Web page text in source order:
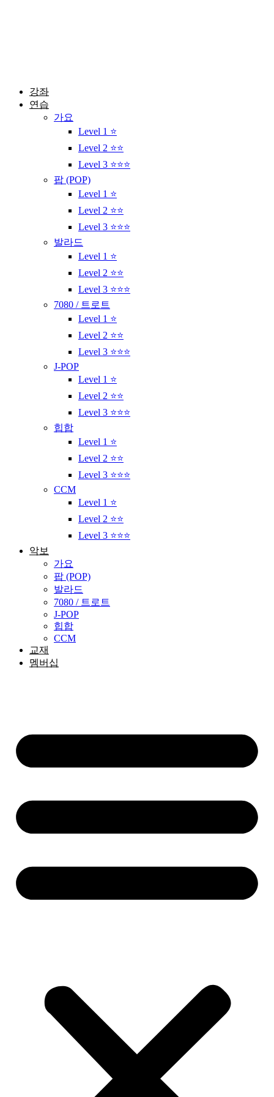
강좌
연습
가요
Level 1 ⭐
Level 2 ⭐⭐
Level 3 ⭐⭐⭐
팝 (POP)
Level 1 ⭐
Level 2 ⭐⭐
Level 3 ⭐⭐⭐
발라드
Level 1 ⭐
Level 2 ⭐⭐
Level 3 ⭐⭐⭐
7080 / 트로트
Level 1 ⭐
Level 2 ⭐⭐
Level 3 ⭐⭐⭐
J-POP
Level 1 ⭐
Level 2 ⭐⭐
Level 3 ⭐⭐⭐
힙합
Level 1 ⭐
Level 2 ⭐⭐
Level 3 ⭐⭐⭐
CCM
Level 1 ⭐
Level 2 ⭐⭐
Level 3 ⭐⭐⭐
악보
가요
팝 (POP)
발라드
7080 / 트로트
J-POP
힙합
CCM
교재
멤버십